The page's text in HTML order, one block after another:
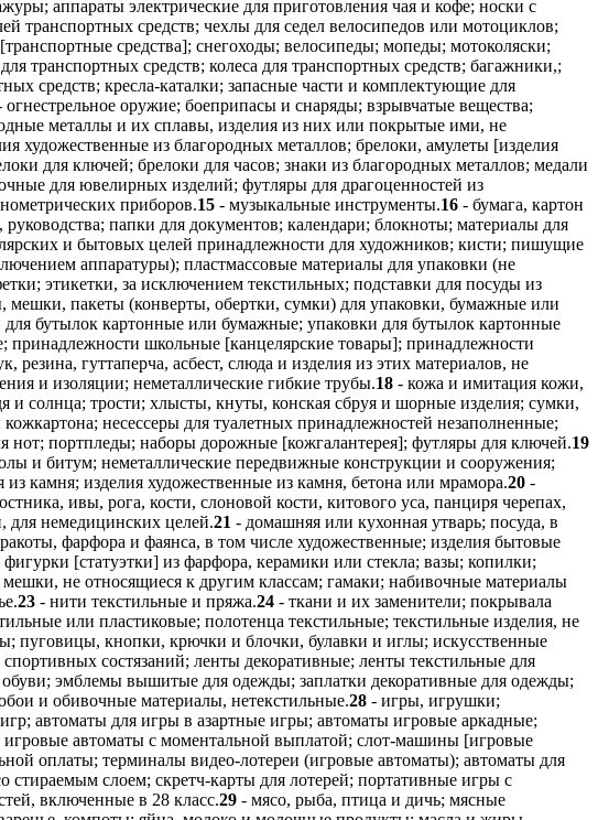
аппараты электрические для приготовления чая и кофе; носки с
транспортных средств; чехлы для седел велосипедов или мотоциклов;
средства]; снегоходы; велосипеды; мопеды; мотоколяски;
транспортных средств; колеса для транспортных средств; багажники,;
средств; кресла-каталки; запасные части и комплектующие для
огнестрельное оружие; боеприпасы и снаряды; взрывчатые вещества;
металлы и их сплавы, изделия из них или покрытые ими, не
художественные из благородных металлов; брелоки, амулеты [изделия
для ключей; брелоки для часов; знаки из благородных металлов; медали
для ювелирных изделий; футляры для драгоценностей из
приборов.15 - музыкальные инструменты.16 - бумага, картон
папки для документов; календари; блокноты; материалы для
и бытовых целей принадлежности для художников; кисти; пишущие
аппаратуры); пластмассовые материалы для упаковки (не
этикетки, за исключением текстильных; подставки для посуды из
пакеты (конверты, обертки, сумки) для упаковки, бумажные или
бутылок картонные или бумажные; упаковки для бутылок картонные
школьные [канцелярские товары]; принадлежности
резина, гуттаперча, асбест, слюда и изделия из этих материалов, не
и изоляции; неметаллические гибкие трубы.18 - кожа и имитация кожи,
солнца; трости; хлысты, кнуты, конская сбруя и шорные изделия; сумки,
несессеры для туалетных принадлежностей незаполненные;
портпледы; наборы дорожные [кожгалантерея]; футляры для ключей.19
и битум; неметаллические передвижные конструкции и сооружения;
камня; изделия художественные из камня, бетона или мрамора.20 -
ивы, рога, кости, слоновой кости, китового уса, панциря черепах,
для немедицинских целей.21 - домашняя или кухонная утварь; посуда, в
фарфора и фаянса, в том числе художественные; изделия бытовые
[статуэтки] из фарфора, керамики или стекла; вазы; копилки;
не относящиеся к другим классам; гамаки; набивочные материалы
23 - нити текстильные и пряжа.24 - ткани и их заменители; покрывала
или пластиковые; полотенца текстильные; текстильные изделия, не
пуговицы, кнопки, крючки и блочки, булавки и иглы; искусственные
состязаний; ленты декоративные; ленты текстильные для
эмблемы вышитые для одежды; заплатки декоративные для одежды;
и обивочные материалы, нетекстильные.28 - игры, игрушки;
автоматы для игры в азартные игры; автоматы игровые аркадные;
игровые автоматы с моментальной выплатой; слот-машины [игровые
оплаты; терминалы видео-лотереи (игровые автоматы); автоматы для
слоем; скретч-карты для лотерей; портативные игры с
включенные в 28 класс.29 - мясо, рыба, птица и дичь; мясные